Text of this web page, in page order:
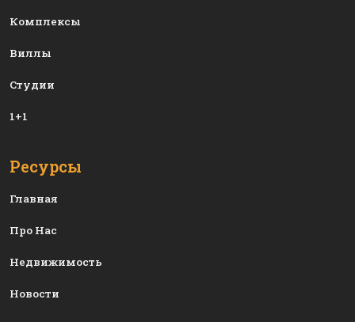
Комплексы
Виллы
Студии
1+1
Ресурсы
Главная
Про Нас
Недвижимость
Новости